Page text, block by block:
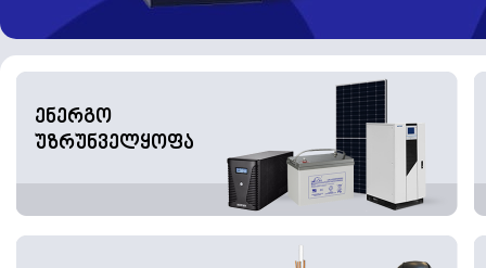
ენერგო
უზრუნველყოფა